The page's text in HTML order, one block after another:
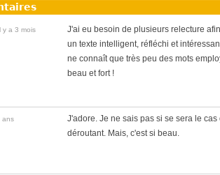
y a 3 mois
J'ai eu besoin de plusieurs relecture
un texte intelligent, réfléchi et
ne connaît que très peu des mots
beau et fort !
ans
J'adore. Je ne sais pas si se sera le
déroutant. Mais, c'est si beau.